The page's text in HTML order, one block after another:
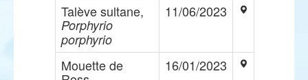
Talève sultane,
Porphyrio
porphyrio
11/06/2023
Mouette de 16/01/2023